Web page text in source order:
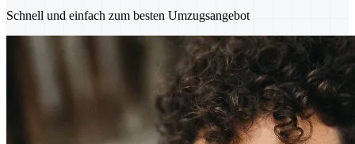
Schnell und einfach zum besten Umzugsangebot